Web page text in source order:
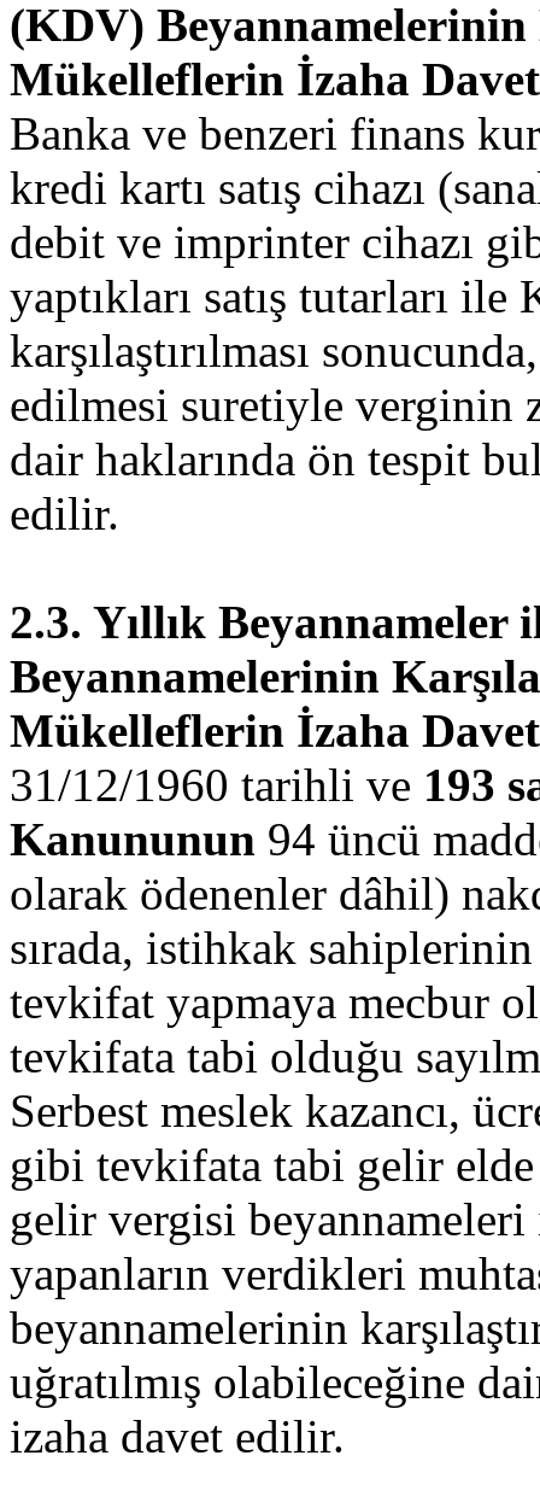
(KDV) Beyannamelerinin
Mükelleflerin İzaha
Banka ve benzeri finans
kredi kartı satış cihazı
debit ve imprinter cihazı
yaptıkları satış tutarları
karşılaştırılması
edilmesi suretiyle verginin
dair haklarında ön tespit
edilir.
2.3. Yıllık
Beyannamelerinin
Mükelleflerin İzaha
31/12/1960 tarihli ve 193
Kanununun 94 üncü
olarak ödenenler dâhil)
sırada, istihkak
tevkifat yapmaya mecbur
tevkifata tabi olduğu
Serbest meslek kazancı,
gibi tevkifata tabi gelir elde
gelir vergisi
yapanların verdikleri
beyannamelerinin
uğratılmış olabileceğine
izaha davet edilir.